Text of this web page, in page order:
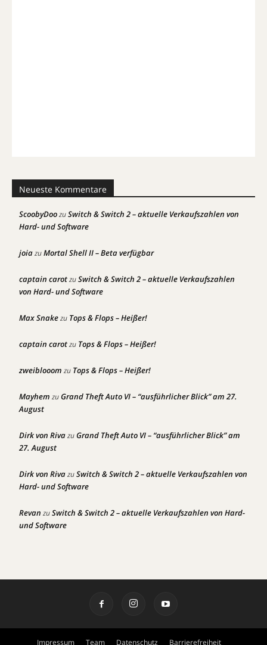
Neueste Kommentare
ScoobyDoozuSwitch & Switch 2 – aktuelle Verkaufszahlen von
Hard- und Software
joiazuMortal Shell II – Beta verfügbar
captain carotzuSwitch & Switch 2 – aktuelle Verkaufszahlen
von Hard- und Software
Max Snakezu Tops & Flops – Heißer!
captain carotzu Tops & Flops – Heißer!
zweiblooom zu Tops & Flops – Heißer!
Mayhem zuGrand Theft Auto VI – “ausführlicher Blick” am 27.
August
Dirk von RivazuGrand Theft Auto VI – “ausführlicher Blick” am
27. August
Dirk von RivazuSwitch & Switch 2 – aktuelle Verkaufszahlen von
Hard- und Software
Revan zuSwitch & Switch 2 – aktuelle Verkaufszahlen von Hard-
und Software
Impressum Team Datenschutz Barrierefreiheit